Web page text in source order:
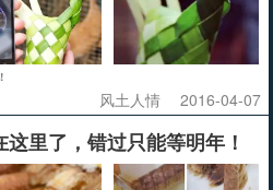
风土人情 2016-04-07
里了，错过只能等明年！